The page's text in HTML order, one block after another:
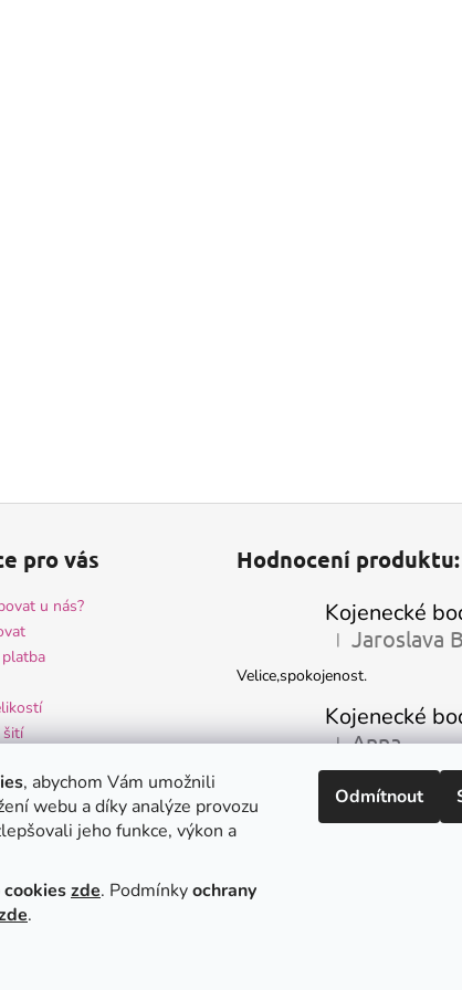
, abychom Vám umožnili
webu a díky analýze provozu
jeho funkce, výkon a
zde. Podmínkyochrany
.
Odmítnout
pro vás
u nás?
šití
údajů a GDPR
Hodnocení produktu:
Hodnocení
|
Velice,spokojenost.
Hodnocení
| Anna
-velmi hezké kojenecké oblečení -
spokojenost - krásně ušité
Krásné
nastavení cookies